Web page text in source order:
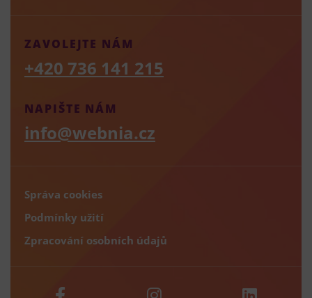
NAPIŠTE NÁM
info@webnia.cz
ZAVOLEJTE NÁM
+420 736 141 215
Správa cookies
Podmínky užití
Zpracování osobních údajů